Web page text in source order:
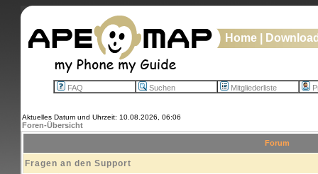
Home
FAQ Suchen Mitgliederliste
Aktuelles Datum und Uhrzeit: 10.08.2026, 06:06
Foren-Übersicht
Forum
Fragen an den Support